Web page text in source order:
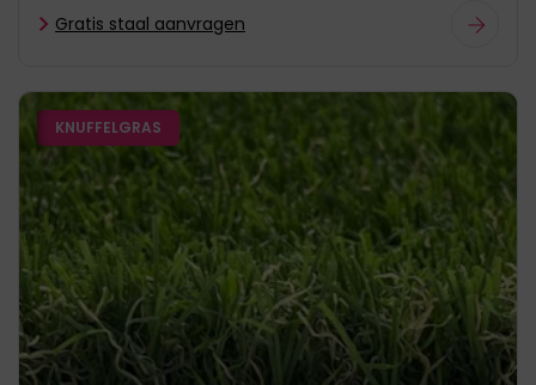
Gratis staal aanvragen
KNUFFELGRAS